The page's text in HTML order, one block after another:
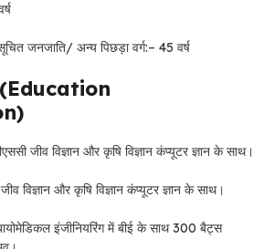
जनजाति/ अन्य पिछड़ा वर्ग:– 45 वर्ष
(Education
जीव विज्ञान और कृषि विज्ञान कंप्यूटर ज्ञान के साथ।
विज्ञान और कृषि विज्ञान कंप्यूटर ज्ञान के साथ।
इंजीनियरिंग में बीई के साथ 300 बैट्स